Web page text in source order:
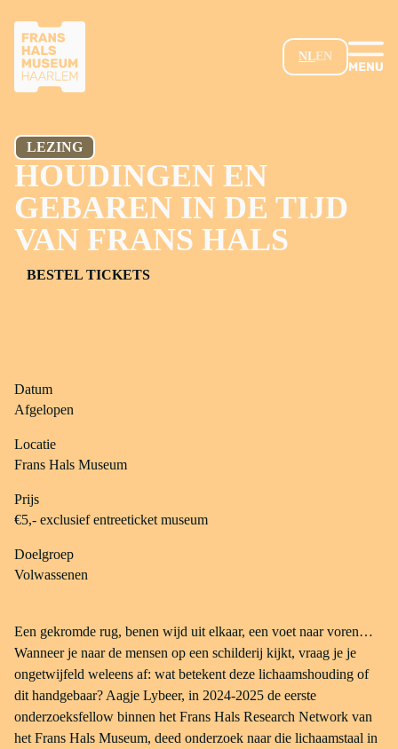
GA NAAR HOOFDINHOUD
NLEN
LEZING
HOUDINGEN EN
GEBAREN IN DE TIJD
VAN FRANS HALS
BESTEL TICKETS
Datum
Afgelopen
Locatie
Frans Hals Museum
Prijs
€5,- exclusief entreeticket museum
Doelgroep
Volwassenen
Een gekromde rug, benen wijd uit elkaar, een voet naar voren…
Wanneer je naar de mensen op een schilderij kijkt, vraag je je
ongetwijfeld weleens af: wat betekent deze lichaamshouding of
dit handgebaar? Aagje Lybeer, in 2024-2025 de eerste
onderzoeksfellow binnen het Frans Hals Research Network van
het Frans Hals Museum, deed onderzoek naar die lichaamstaal in